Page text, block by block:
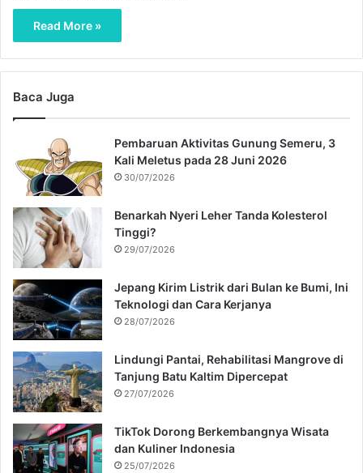
Read More »
Baca Juga
Pembaruan Aktivitas Gunung Semeru, 3
Kali Meletus pada 28 Juni 2026
30/07/2026
Benarkah Nyeri Leher Tanda Kolesterol
Tinggi?
29/07/2026
Jepang Kirim Listrik dari Bulan ke Bumi, Ini
Teknologi dan Cara Kerjanya
28/07/2026
Lindungi Pantai, Rehabilitasi Mangrove di
Tanjung Batu Kaltim Dipercepat
27/07/2026
TikTok Dorong Berkembangnya Wisata
dan Kuliner Indonesia
25/07/2026